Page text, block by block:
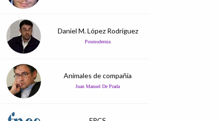
Daniel M. López Rodríguez
Posmodernia
Animales de compañía
Juan Manuel De Prada